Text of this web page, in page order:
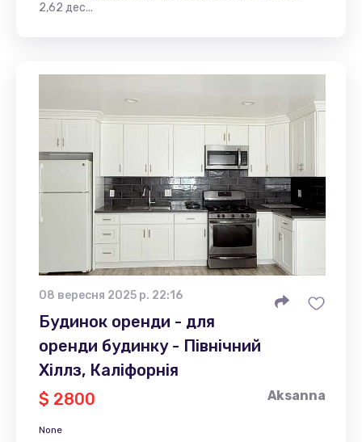
2,62 дес...
08 вересня 2025 р. 22:16
Будинок оренди - для
оренди будинку - Північний
Хіллз, Каліфорнія
$ 2800
Aksanna
None